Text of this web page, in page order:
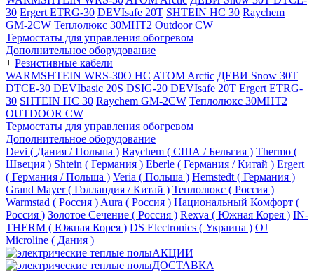
30 Ergert ETRG-30 DEVIsafe 20T SHTEIN HC 30 Raychem
GM-2CW Теплолюкс 30МНТ2 Outdoor CW
Термостаты для управления обогревом
Дополнительное оборудование
+ Резистивные кабели
WARMSHTEIN WRS-30O HC ATOM Arctic ДЕВИ Snow 30T
DTCE-30 DEVIbasic 20S DSIG-20 DEVIsafe 20T Ergert ETRG-
30 SHTEIN HC 30 Raychem GM-2CW Теплолюкс 30МНТ2
OUTDOOR CW
Термостаты для управления обогревом
Дополнительное оборудование
Devi ( Дания / Польша ) Raychem ( США / Бельгия ) Thermo (
Швеция ) Shtein ( Германия ) Eberle ( Германия / Китай ) Ergert
( Германия / Польша ) Veria ( Польша ) Hemstedt ( Германия )
Grand Mayer ( Голландия / Китай ) Теплолюкс ( Россия )
Warmstad ( Россия ) Aura ( Россия ) Национальный Комфорт (
Россия ) Золотое Сечение ( Россия ) Rexva ( Южная Корея ) IN-
THERM ( Южная Корея ) DS Electronics ( Украина ) OJ
Microline ( Дания )
АКЦИИ
ДОСТАВКА